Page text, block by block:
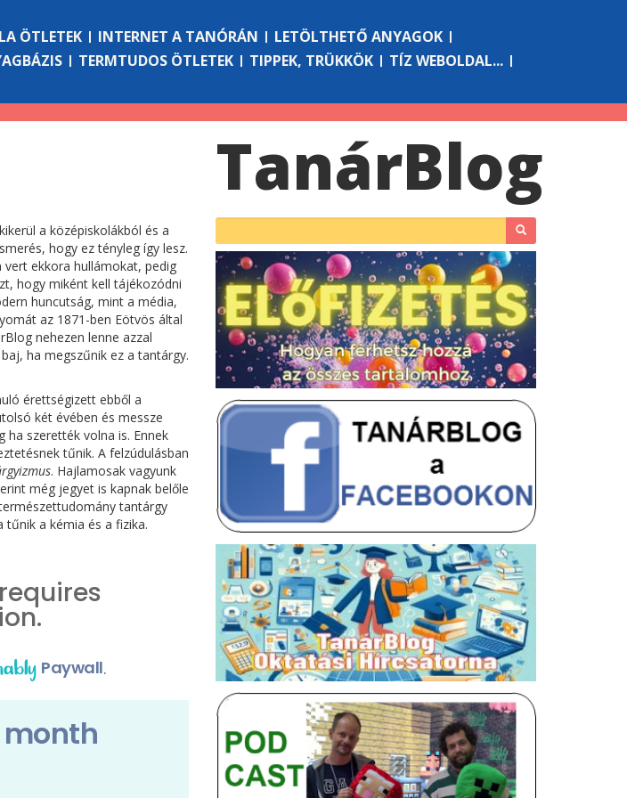
ÖTLETEK INTERNET A TANÓRÁN
LETÖLTHETŐ ANYAGOK
TERMTUDOS ÖTLETEK TIPPEK, TRÜKKÖK
TÍZ WEBOLDAL...
a középiskolákból és a
hogy ez tényleg így lesz.
ekkora hullámokat, pedig
hogy miként kell tájékozódni
huncutság, mint a média,
az 1871-ben Eötvös által
nehezen lenne azzal
ha megszűnik ez a tantárgy.
érettségizett ebből a
két évében és messze
szerették volna is. Ennek
tűnik. A felzúdulásban
. Hajlamosak vagyunk
még jegyet is kapnak belőle
tantárgy
a kémia és a fizika.
TanárBlog